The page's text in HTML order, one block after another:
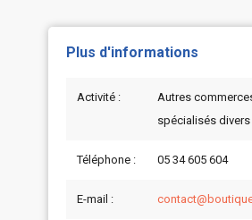
Plus d'informations
Activité :
Autres
spécialisés divers
Téléphone : 05 34 605 604
E-mail :